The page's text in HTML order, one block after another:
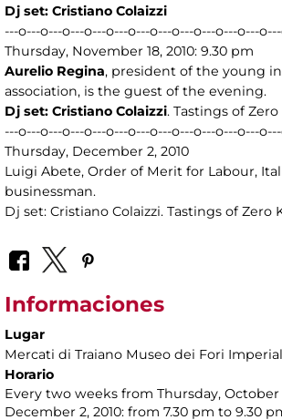
Dj set: Cristiano Colaizzi
---o---o---o---o---o---o---o---o---o---o---o---
Thursday, November 18, 2010: 9.30 pm
Aurelio Regina, president of the young
association, is the guest of the evening.
Dj set: Cristiano Colaizzi. Tastings of
---o---o---o---o---o---o---o---o---o---o---o---
Thursday, December 2, 2010
Luigi Abete, Order of Merit for Labour,
businessman.
Dj set: Cristiano Colaizzi. Tastings of Zero
Informaciones
Lugar
Mercati di Traiano Museo dei Fori
Horario
Every two weeks from Thursday, October
December 2, 2010: from 7.30 pm to 9.30